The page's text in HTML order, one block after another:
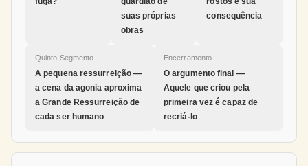
suas próprias
obras
consequência
Quinto Segmento
A pequena ressurreição —
a cena da agonia aproxima
a Grande Ressurreição de
cada ser humano
Encerramento
O argumento final —
Aquele que criou pela
primeira vez é capaz de
recriá-lo